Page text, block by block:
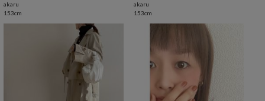
akaru
153cm
akaru
153cm